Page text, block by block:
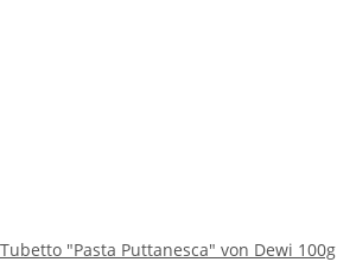
Tubetto "Pasta Puttanesca" von Dewi 100g